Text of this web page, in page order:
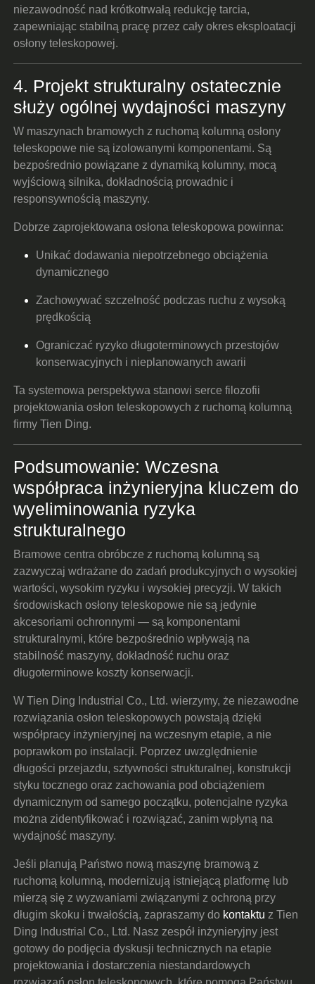
niezawodność nad krótkotrwałą redukcję tarcia,
zapewniając stabilną pracę przez cały okres eksploatacji
osłony teleskopowej.
4. Projekt strukturalny ostatecznie
służy ogólnej wydajności maszyny
W maszynach bramowych z ruchomą kolumną osłony
teleskopowe nie są izolowanymi komponentami. Są
bezpośrednio powiązane z dynamiką kolumny, mocą
wyjściową silnika, dokładnością prowadnic i
responsywnością maszyny.
Dobrze zaprojektowana osłona teleskopowa powinna:
Unikać dodawania niepotrzebnego obciążenia
dynamicznego
Zachowywać szczelność podczas ruchu z wysoką
prędkością
Ograniczać ryzyko długoterminowych przestojów
konserwacyjnych i nieplanowanych awarii
Ta systemowa perspektywa stanowi serce filozofii
projektowania osłon teleskopowych z ruchomą kolumną
firmy Tien Ding.
Podsumowanie: Wczesna
współpraca inżynieryjna kluczem do
wyeliminowania ryzyka
strukturalnego
Bramowe centra obróbcze z ruchomą kolumną są
zazwyczaj wdrażane do zadań produkcyjnych o wysokiej
wartości, wysokim ryzyku i wysokiej precyzji. W takich
środowiskach osłony teleskopowe nie są jedynie
akcesoriami ochronnymi — są komponentami
strukturalnymi, które bezpośrednio wpływają na
stabilność maszyny, dokładność ruchu oraz
długoterminowe koszty konserwacji.
W Tien Ding Industrial Co., Ltd. wierzymy, że niezawodne
rozwiązania osłon teleskopowych powstają dzięki
współpracy inżynieryjnej na wczesnym etapie, a nie
poprawkom po instalacji. Poprzez uwzględnienie
długości przejazdu, sztywności strukturalnej, konstrukcji
styku tocznego oraz zachowania pod obciążeniem
dynamicznym od samego początku, potencjalne ryzyka
można zidentyfikować i rozwiązać, zanim wpłyną na
wydajność maszyny.
Jeśli planują Państwo nową maszynę bramową z
ruchomą kolumną, modernizują istniejącą platformę lub
mierzą się z wyzwaniami związanymi z ochroną przy
długim skoku i trwałością, zapraszamy do kontaktu z Tien
Ding Industrial Co., Ltd. Nasz zespół inżynieryjny jest
gotowy do podjęcia dyskusji technicznych na etapie
projektowania i dostarczenia niestandardowych